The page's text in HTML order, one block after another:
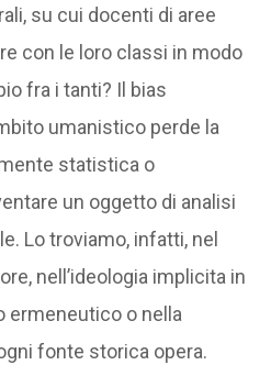
su cui docenti di aree
con le loro classi in modo
fra i tanti? Il bias
umanistico perde la
statistica o
un oggetto di analisi
Lo troviamo, infatti, nel
nell’ideologia implicita in
ermeneutico o nella
fonte storica opera.